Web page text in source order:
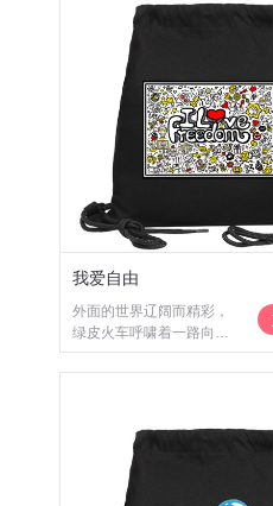
我爱自由
外面的世界辽阔而精彩，
绿皮火车呼啸着一路向
前，八月的秋风吹乱了我
额间的发，没有加班，没
心情是那么激动而澎湃，
等了你好久，我的自由！
我爱你，自由！